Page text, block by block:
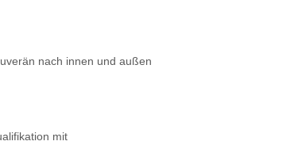
nach innen und außen
mit